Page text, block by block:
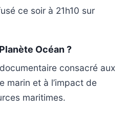
ce soir à 21h10 sur
Océan ?
consacré aux
marin et à l’impact de
maritimes.